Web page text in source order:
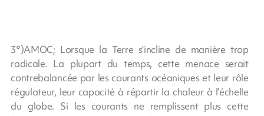
3°)AMOC; Lorsque la Terre s’incline de manière trop
radicale. La plupart du temps, cette menace serait
contrebalancée par les courants océaniques et leur rôle
régulateur, leur capacité à répartir la chaleur à l’échelle
du globe. Si les courants ne remplissent plus cette